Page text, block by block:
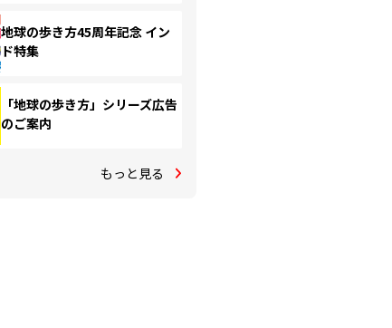
地球の歩き方45周年記念 イン
ド特集
「地球の歩き方」シリーズ広告
のご案内
もっと見る